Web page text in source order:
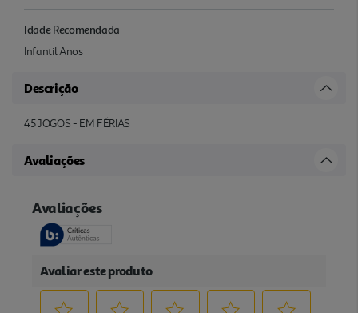
Idade Recomendada
Infantil Anos
Descrição
45 JOGOS - EM FÉRIAS
Avaliações